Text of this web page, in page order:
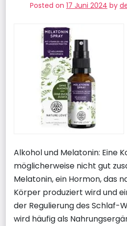
Posted on 17 Juni 2024 by
Alkohol und Melatonin: Eine
möglicherweise nicht gut
Melatonin, ein Hormon, das
Körper produziert wird und
der Regulierung des Schlaf-
wird häufig als